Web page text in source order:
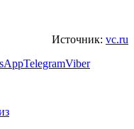
Источник: vc.ru
TelegramViber